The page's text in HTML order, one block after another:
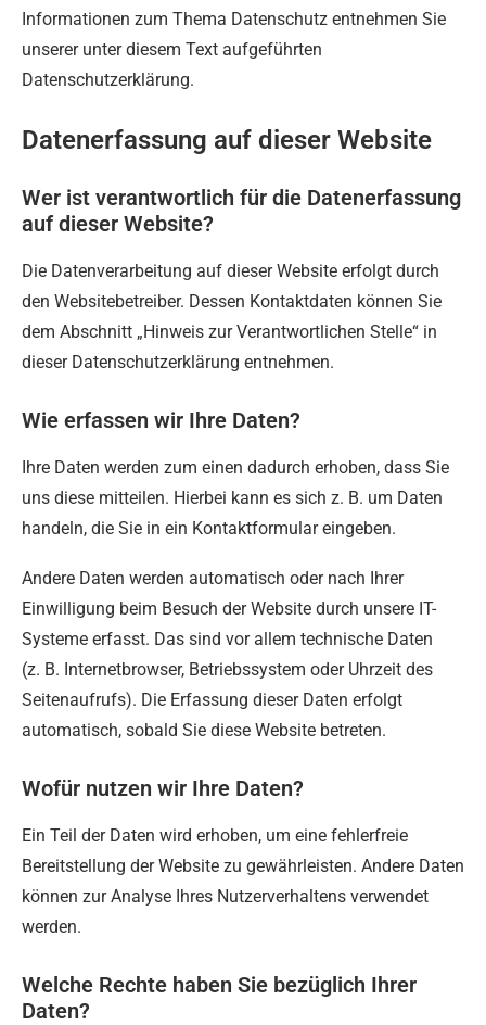
Informationen zum Thema Datenschutz entnehmen Sie
unserer unter diesem Text aufgeführten
Datenschutzerklärung.
Datenerfassung auf dieser Website
Wer ist verantwortlich für die Datenerfassung
auf dieser Website?
Die Datenverarbeitung auf dieser Website erfolgt durch
den Websitebetreiber. Dessen Kontaktdaten können Sie
dem Abschnitt „Hinweis zur Verantwortlichen Stelle“ in
dieser Datenschutzerklärung entnehmen.
Wie erfassen wir Ihre Daten?
Ihre Daten werden zum einen dadurch erhoben, dass Sie
uns diese mitteilen. Hierbei kann es sich z. B. um Daten
handeln, die Sie in ein Kontaktformular eingeben.
Andere Daten werden automatisch oder nach Ihrer
Einwilligung beim Besuch der Website durch unsere IT-
Systeme erfasst. Das sind vor allem technische Daten
(z. B. Internetbrowser, Betriebssystem oder Uhrzeit des
Seitenaufrufs). Die Erfassung dieser Daten erfolgt
automatisch, sobald Sie diese Website betreten.
Wofür nutzen wir Ihre Daten?
Ein Teil der Daten wird erhoben, um eine fehlerfreie
Bereitstellung der Website zu gewährleisten. Andere Daten
können zur Analyse Ihres Nutzerverhaltens verwendet
werden.
Welche Rechte haben Sie bezüglich Ihrer
Daten?